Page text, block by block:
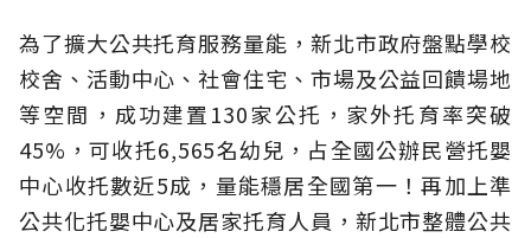
為了擴大公共托育服務量能，新北市政府盤點學校
校舍、活動中心、社會住宅、市場及公益回饋場地
等空間，成功建置130家公托，家外托育率突破
45%，可收托6,565名幼兒，占全國公辦民營托嬰
中心收托數近5成，量能穩居全國第一！再加上準
公共化托嬰中心及居家托育人員，新北市整體公共